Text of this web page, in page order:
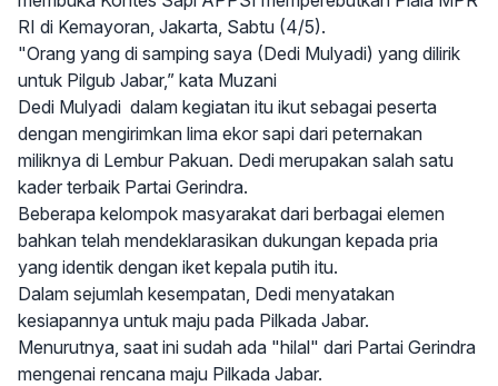
RI di Kemayoran, Jakarta, Sabtu (4/5).
"Orang yang di samping saya (Dedi Mulyadi) yang dilirik
untuk Pilgub Jabar,” kata Muzani
Dedi Mulyadi dalam kegiatan itu ikut sebagai peserta
dengan mengirimkan lima ekor sapi dari peternakan
miliknya di Lembur Pakuan. Dedi merupakan salah satu
kader terbaik Partai Gerindra.
Beberapa kelompok masyarakat dari berbagai elemen
bahkan telah mendeklarasikan dukungan kepada pria
yang identik dengan iket kepala putih itu.
Dalam sejumlah kesempatan, Dedi menyatakan
kesiapannya untuk maju pada Pilkada Jabar.
Menurutnya, saat ini sudah ada "hilal" dari Partai Gerindra
mengenai rencana maju Pilkada Jabar.